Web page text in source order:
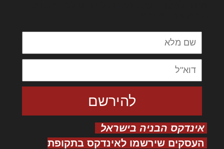
אינדקס הבניה בישראל
העסקים שירשמו לאינדקס בתקופת